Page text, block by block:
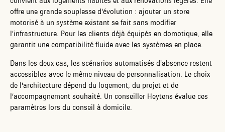
offre une grande souplesse d'évolution : ajouter un store
motorisé à un système existant se fait sans modifier
l'infrastructure. Pour les clients déjà équipés en domotique, elle
garantit une compatibilité fluide avec les systèmes en place.
Dans les deux cas, les scénarios automatisés d'absence restent
accessibles avec le même niveau de personnalisation. Le choix
de l'architecture dépend du logement, du projet et de
l'accompagnement souhaité. Un conseiller Heytens évalue ces
paramètres lors du conseil à domicile.